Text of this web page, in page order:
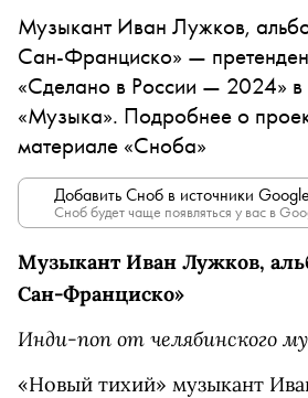
Музыкант Иван Лужков,
Сан-Франциско» —
«Сделано в России — 2024»
«Музыка». Подробнее о
материале «Сноба»
Добавить Сноб в источники Google
Сноб будет чаще появляться у вас в
Музыкант Иван Лужков,
Сан-Франциско»
Инди-поп от челябинского
«Новый тихий» музыкант